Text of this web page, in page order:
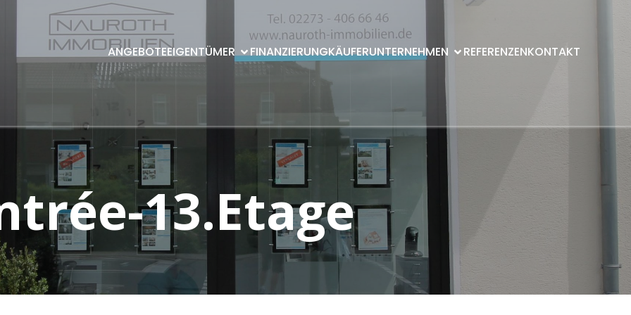
ANGEBOTEEIGENTÜMER FINANZIERUNGKÄUFERUNTERNEHMEN REFERENZENKONTAKT
13.Etage